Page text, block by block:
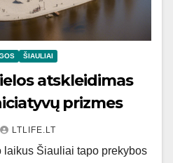
ŠIAULIAI
atskleidimas
prizmes
LTLIFE.LT
laikus Šiauliai tapo prekybos